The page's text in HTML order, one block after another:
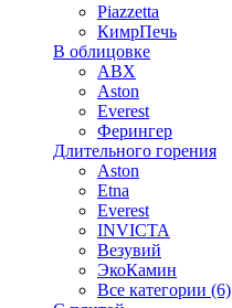
Piazzetta
КимрПечь
В облицовке
ABX
Aston
Everest
Ферингер
Длительного горения
Aston
Etna
Everest
INVICTA
Везувий
ЭкоКамин
Все категории (6)